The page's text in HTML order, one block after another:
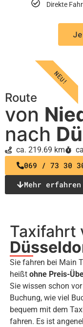
Route
von
nach
ca. 219.69 km
069 / 73 30
Mehr erfahren
Direkte
NEU!
Taxifahrt
Sie fahren bei Main
heißt ohne Preis-
Sie wissen schon
Buchung, wie viel
bequem mit dem
fahren. Es ist